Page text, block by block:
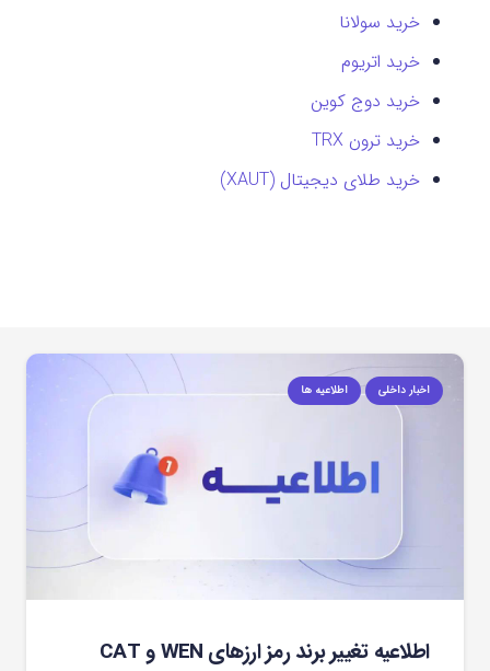
خرید سولانا
خرید اتریوم
خرید دوج کوین
خرید ترون TRX
خرید طلای دیجیتال (XAUT)
اخبار داخلی اطلاعیه ها
اطلاعیه تغییر برند رمز ارزهای WEN و CAT